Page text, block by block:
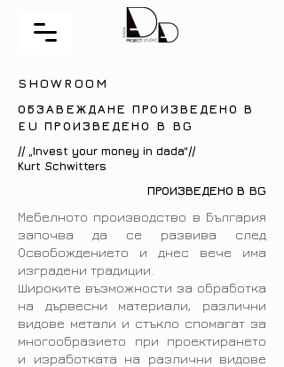
SHOWROOM
ОБЗАВЕЖДАНЕ ПРОИЗВЕДЕНО В
EU ПРОИЗВЕДЕНО В BG
// „Invest your money in dada“//
Kurt Schwitters
ПРОИЗВЕДЕНО В BG
Мебелното производство в България
започва да се развива след
Освобождението и днес вече има
изградени традиции.
Широките възможности за обработка
на дървесни материали, различни
видове метали и стъкло спомагат за
многообразието при проектирането
и изработката на различни видове